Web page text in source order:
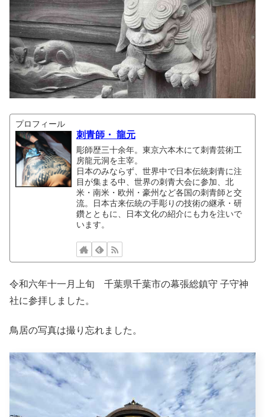
プロフィール
刺青師・ 龍元
彫師歴三十余年。東京六本木にて刺青芸術工
房龍元洞を主宰。
日本のみならず、世界中で日本伝統刺青に注
目が集まる中、世界の刺青大会に参加、北
米・南米・欧州・豪州など各国の刺青師と交
流。日本古来伝統の手彫りの技術の継承・研
鑽とともに、日本文化の紹介にも力を注いで
います。
令和六年十一月上旬 千葉県千葉市の幕張総鎮守 子守神
社に参拝しました。
鳥居の写真は撮り忘れました。